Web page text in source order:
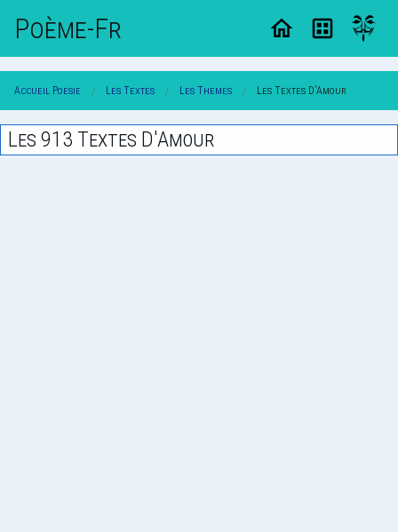
Poème-Fr
Accueil Poesie Les Textes Les Themes Les Textes D'Amour
Les 913 Textes D'Amour